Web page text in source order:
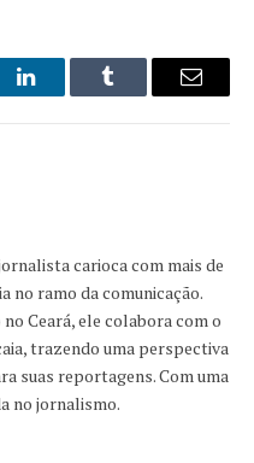
LinkedInTumblr Email
carioca com mais de
no ramo da comunicação.
Ceará, ele colabora com o
trazendo uma perspectiva
suas reportagens. Com uma
no jornalismo.